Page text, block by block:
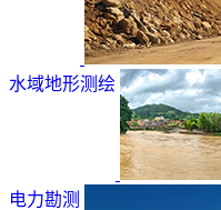
水域地形测绘
电力勘测